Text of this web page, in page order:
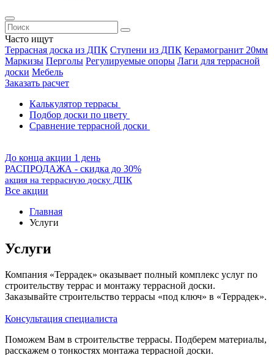
Часто ищут
Террасная доска из ДПК Ступени из ДПК Керамогранит 20мм
Маркизы Перголы Регулируемые опоры Лаги для террасной
доски Мебель
Заказать расчет
Калькулятор террасы
Подбор доски по цвету
Сравнение террасной доски
До конца акции 1 день
РАСПРОДАЖА - скидка до 30%
акция на террасную доску ДПК
Все акции
Главная
Услуги
Услуги
Компания «Террадек» оказывает полный комплекс услуг по
строительству террас и монтажу террасной доски.
Заказывайте строительство террасы «под ключ» в «Террадек».
Консультация специалиста
Поможем Вам в строительстве террасы. Подберем материалы,
расскажем о тонкостях монтажа террасной доски.